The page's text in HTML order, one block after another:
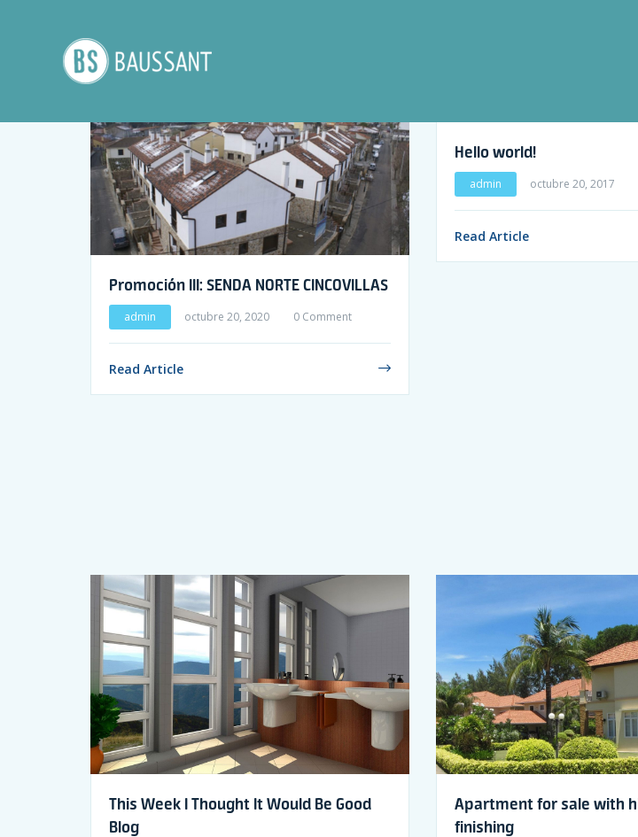
Promoción III: SENDA NORTE CINCOVILLAS
admin octubre 20, 2020 0 Comment
Read Article
Hello world!
admin octubre 20, 2017
Read Article
This Week I Thought It Would Be Good
Blog
Apartment for sale with
finishing